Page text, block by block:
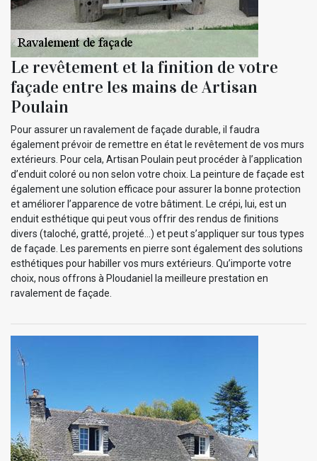
Le revêtement et la finition de votre
façade entre les mains de Artisan
Poulain
Pour assurer un ravalement de façade durable, il faudra
également prévoir de remettre en état le revêtement de vos murs
extérieurs. Pour cela, Artisan Poulain peut procéder à l’application
d’enduit coloré ou non selon votre choix. La peinture de façade est
également une solution efficace pour assurer la bonne protection
et améliorer l’apparence de votre bâtiment. Le crépi, lui, est un
enduit esthétique qui peut vous offrir des rendus de finitions
divers (taloché, gratté, projeté…) et peut s’appliquer sur tous types
de façade. Les parements en pierre sont également des solutions
esthétiques pour habiller vos murs extérieurs. Qu’importe votre
choix, nous offrons à Ploudaniel la meilleure prestation en
ravalement de façade.